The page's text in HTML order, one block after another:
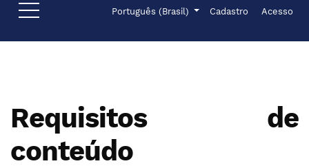
Ir para o menu de navegação principal
Ir para o conteúdo principal
Ir para o rodapé Idioma
Português (Brasil)
Menu de Cadastro Acesso
Requisitos de
conteúdo